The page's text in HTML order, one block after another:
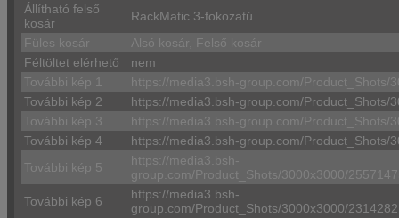
Állítható felső
kosár
RackMatic 3-fokozatú
Füles kosár
Alsó kosár, Felső kosár
Féltöltet elérhető
nem
További kép 1
https://media3.bsh-group.com/Product_Shots/
További kép 2
https://media3.bsh-group.com/Product_Shots/
További kép 3
https://media3.bsh-group.com/Product_Shots/
További kép 4
https://media3.bsh-group.com/Product_Shots/
További kép 5
https://media3.bsh-
group.com/Product_Shots/3000x3000/
További kép 6
https://media3.bsh-
group.com/Product_Shots/3000x3000/